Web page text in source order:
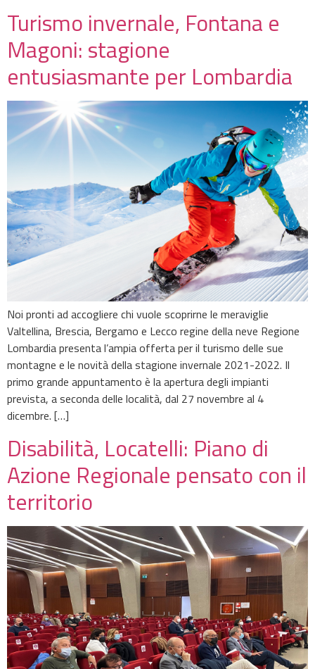
Turismo invernale, Fontana e
Magoni: stagione
entusiasmante per Lombardia
Noi pronti ad accogliere chi vuole scoprirne le meraviglie
Valtellina, Brescia, Bergamo e Lecco regine della neve Regione
Lombardia presenta l’ampia offerta per il turismo delle sue
montagne e le novità della stagione invernale 2021-2022. Il
primo grande appuntamento è la apertura degli impianti
prevista, a seconda delle località, dal 27 novembre al 4
dicembre. […]
Disabilità, Locatelli: Piano di
Azione Regionale pensato con il
territorio